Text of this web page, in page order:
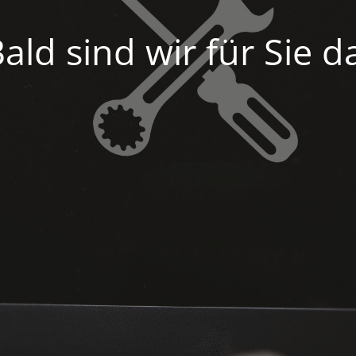
sind wir für Sie